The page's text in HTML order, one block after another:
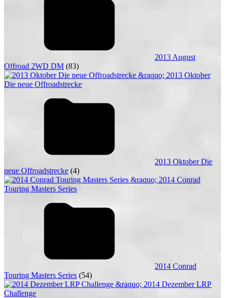
2013 August
Offroad 2WD DM (83)
2013 Oktober Die
neue Offroadstrecke (4)
2014 Conrad
Touring Masters Series (54)